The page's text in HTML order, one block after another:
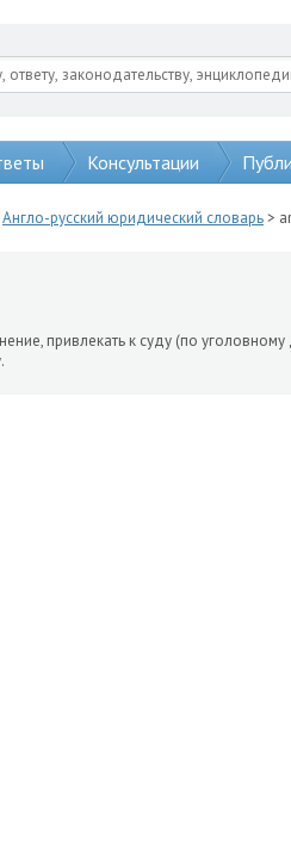
Консультации
Англо-русский юридический словарь>
привлекать к суду (по уголовному